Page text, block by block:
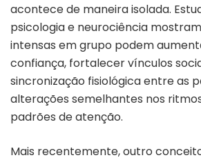
acontece de maneira isolada.
psicologia e neurociência
intensas em grupo podem
confiança, fortalecer vínculos
sincronização fisiológica entre as
alterações semelhantes nos
padrões de atenção.
Mais recentemente, outro